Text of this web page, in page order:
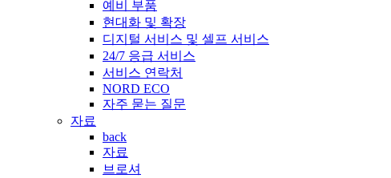
예비 부품
현대화 및 확장
디지털 서비스 및 셀프 서비스
24/7 응급 서비스
서비스 연락처
NORD ECO
자주 묻는 질문
자료
back
자료
브로셔